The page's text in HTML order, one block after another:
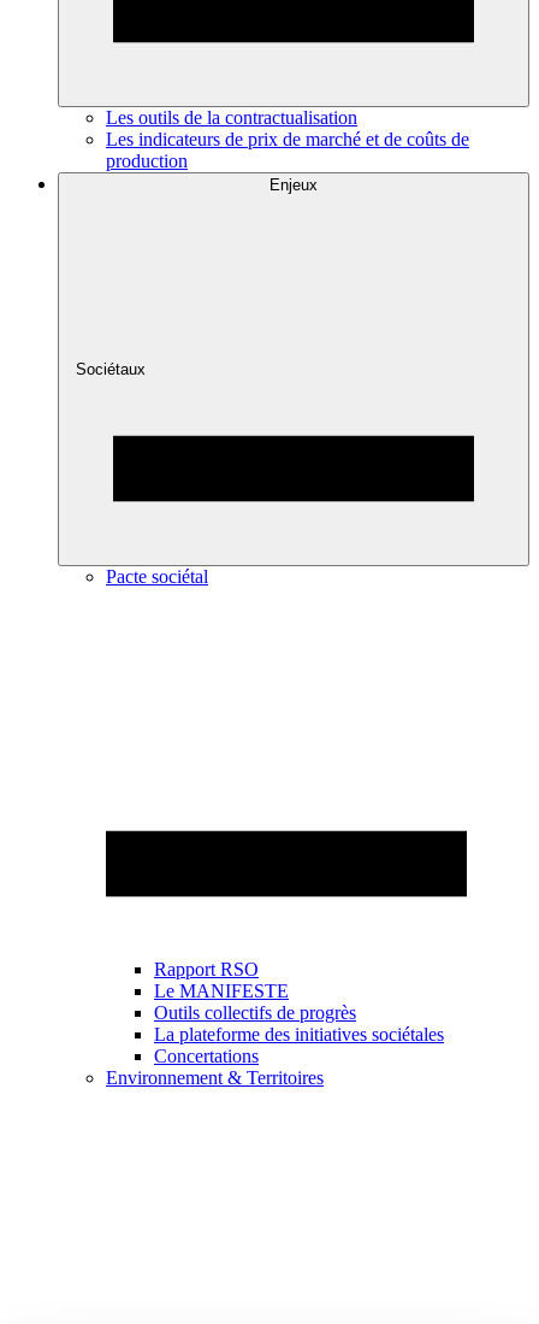
Les outils de la contractualisation
Les indicateurs de prix de marché et de coûts de
production
Enjeux
Sociétaux
Pacte sociétal
Rapport RSO
Le MANIFESTE
Outils collectifs de progrès
La plateforme des initiatives sociétales
Concertations
Environnement & Territoires